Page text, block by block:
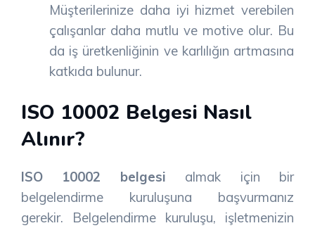
Müşterilerinize daha iyi hizmet verebilen
çalışanlar daha mutlu ve motive olur. Bu
da iş üretkenliğinin ve karlılığın artmasına
katkıda bulunur.
ISO 10002 Belgesi Nasıl
Alınır?
ISO 10002 belgesi almak için bir
belgelendirme kuruluşuna başvurmanız
gerekir. Belgelendirme kuruluşu, işletmenizin